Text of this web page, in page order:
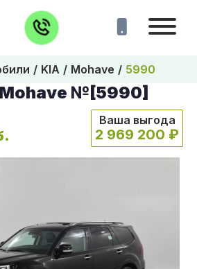
KIA Mohave 5990
№[5990]
Ваша выгода
2 969 200 ₽